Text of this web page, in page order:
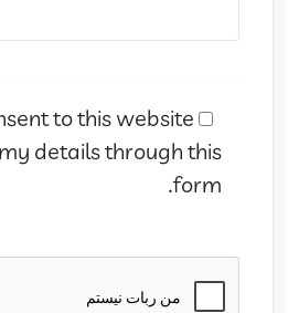
to this website
details through this
form.